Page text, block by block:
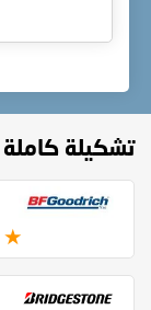
تشكيلة